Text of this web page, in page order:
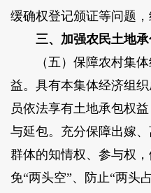
缓确权登记颁证等问题，
三、加强农民土地
（五）保障农村集体
益。具有本集体经济组
员依法享有土地承包权
与延包。充分保障出嫁
群体的知情权、参与权
免“两头空”、防止“两头